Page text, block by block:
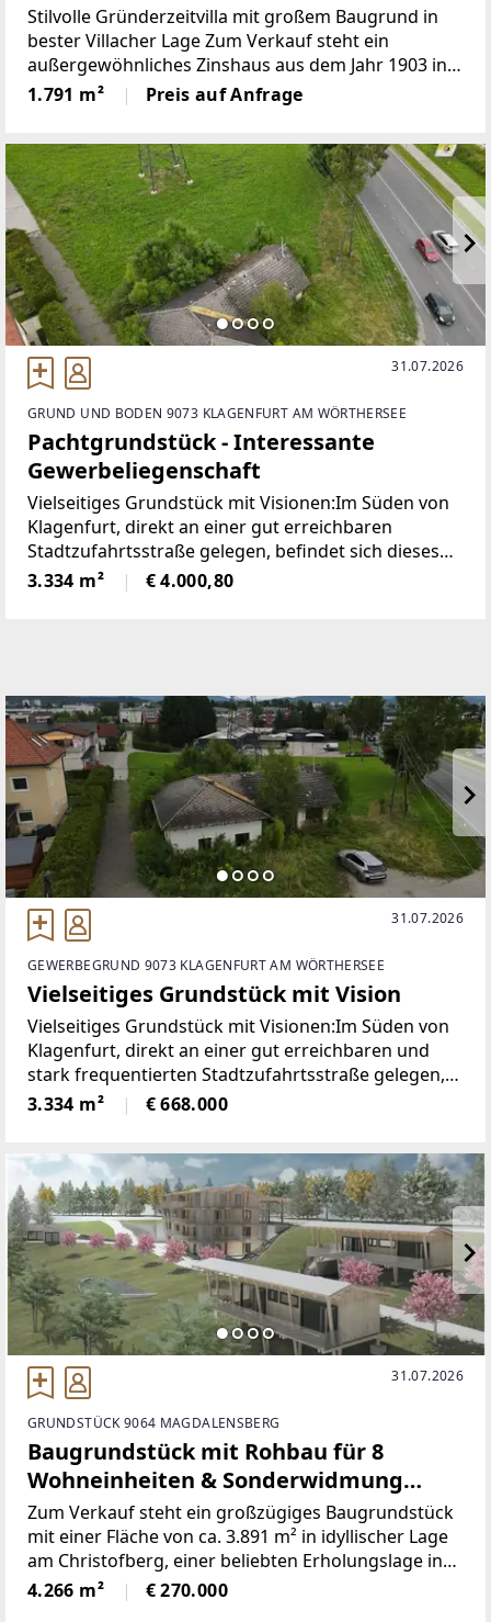
Stilvolle Gründerzeitvilla mit großem Baugrund in
bester Villacher Lage Zum Verkauf steht ein
außergewöhnliches Zinshaus aus dem Jahr 1903 in
einer der begehrtesten Wohnlagen Villachs – auf
einem großzügigen Grundstück mit vielfältigem
1.791 m² Preis auf Anfrage
31.07.2026
GRUND UND BODEN 9073 KLAGENFURT AM WÖRTHERSEE
Pachtgrundstück - Interessante
Gewerbeliegenschaft
Vielseitiges Grundstück mit Visionen:Im Süden von
Klagenfurt, direkt an einer gut erreichbaren
Stadtzufahrtsstraße gelegen, befindet sich dieses
großzügige Grundstück mit einer Fläche von ca.
3.334 m². Die Liegenschaft liegt im Steiner Weg –
3.334 m² € 4.000,80
31.07.2026
GEWERBEGRUND 9073 KLAGENFURT AM WÖRTHERSEE
Vielseitiges Grundstück mit Vision
Vielseitiges Grundstück mit Visionen:Im Süden von
Klagenfurt, direkt an einer gut erreichbaren und
stark frequentierten Stadtzufahrtsstraße gelegen,
befindet sich dieses großzügige Grundstück mit
einer Fläche von ca. 3.334 m². Die Liegenschaft
3.334 m² € 668.000
31.07.2026
GRUNDSTÜCK 9064 MAGDALENSBERG
Baugrundstück mit Rohbau für 8
Wohneinheiten & Sonderwidmung
Freizeitwohnsitz
Zum Verkauf steht ein großzügiges Baugrundstück
mit einer Fläche von ca. 3.891 m² in idyllischer Lage
am Christofberg, einer beliebten Erholungslage in
der Gemeinde Pischeldorf, Kärnten.Auf dem
Grundstück befindet sich ein bereits errichteter
4.266 m² € 270.000